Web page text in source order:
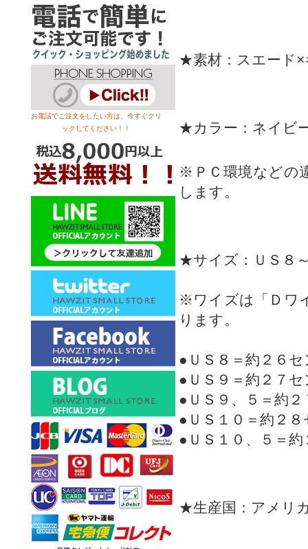
お電話でご注文をしたい方は、今すぐクリ
ックしてください！！
★素材：スエード
★カラー：ネイビ
※ＰＣ環境などの
します。
★サイズ：ＵＳ８
※ワイズは「Ｄワ
ります。
●ＵＳ８＝約２６
●ＵＳ９＝約２７
●ＵＳ９、５＝約
●ＵＳ１０＝約２
●ＵＳ１０、５＝
★生産国：アメリ